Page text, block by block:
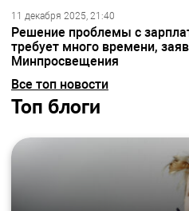
11 декабря 2025, 21:40
Решение проблемы с
требует много времени,
Минпросвещения
Все топ новости
Топ блоги